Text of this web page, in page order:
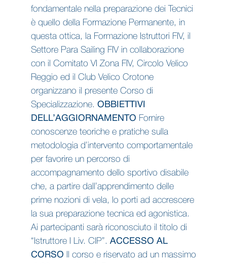
fondamentale nella preparazione dei Tecnici
è quello della Formazione Permanente, in
questa ottica, la Formazione Istruttori FIV, il
Settore Para Sailing FIV in collaborazione
con il Comitato VI Zona FIV, Circolo Velico
Reggio ed il Club Velico Crotone
organizzano il presente Corso di
Specializzazione. OBBIETTIVI
DELL’AGGIORNAMENTO Fornire
conoscenze teoriche e pratiche sulla
metodologia d’intervento comportamentale
per favorire un percorso di
accompagnamento dello sportivo disabile
che, a partire dall’apprendimento delle
prime nozioni di vela, lo porti ad accrescere
la sua preparazione tecnica ed agonistica.
Ai partecipanti sarà riconosciuto il titolo di
“Istruttore I Liv. CIP”. ACCESSO AL
CORSO Il corso e riservato ad un massimo